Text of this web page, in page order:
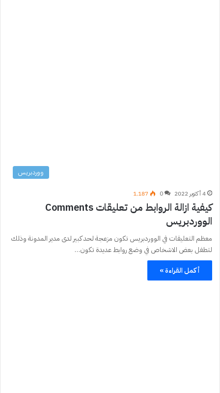
ووردبريس
4 أكتوبر 2022 0 1٬187
كيفية ازالة الروابط من تعليقات Comments
الووردبريس
معظم التعليقات في الووردبريس تكون مزعجة لحد كبير لدى مدير المدونة وذلك
لتطفل بعض الاشخاص في وضع روابط عديدة تكون…
أكمل القراءة »